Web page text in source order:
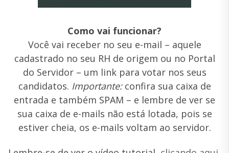
Como vai funcionar?
Você vai receber no seu e-mail – aquele
cadastrado no seu RH de origem ou no Portal
do Servidor – um link para votar nos seus
candidatos. Importante: confira sua caixa de
entrada e também SPAM – e lembre de ver se
sua caixa de e-mails não está lotada, pois se
estiver cheia, os e-mails voltam ao servidor.